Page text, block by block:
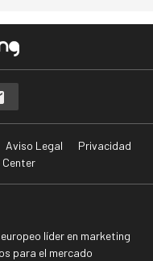
Aviso Legal
Privacidad
Center
líder en marketing
para el mercado